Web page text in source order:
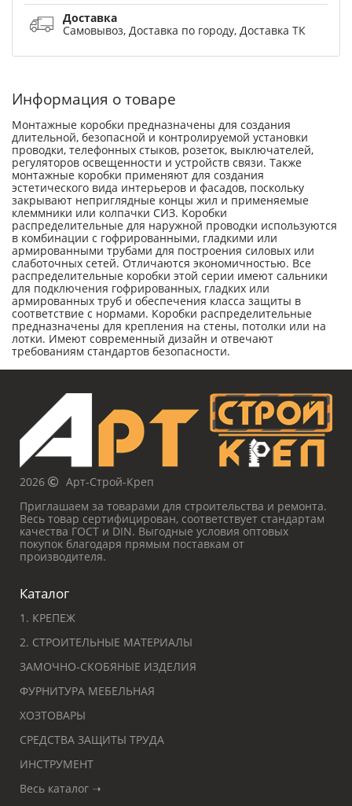
Доставка
Самовывоз, Доставка по городу, Доставка ТК
Информация о товаре
Монтажные коробки предназначены для создания
длительной, безопасной и контролируемой установки
проводки, телефонных стыков, розеток, выключателей,
регуляторов освещенности и устройств связи. Также
монтажные коробки применяют для создания
эстетического вида интерьеров и фасадов, поскольку
закрывают неприглядные концы жил и применяемые
клеммники или колпачки СИЗ. Коробки
распределительные для наружной проводки используются
в комбинации с гофрированными, гладкими или
армированными трубами для построения силовых или
слаботочных сетей. Отличаются экономичностью. Все
распределительные коробки этой серии имеют сальники
для подключения гофрированных, гладких или
армированных труб и обеспечения класса защиты в
соответствие с нормами. Коробки распределительные
предназначены для крепления на стены, потолки или на
лотки. Имеют современный дизайн и отвечают
требованиям стандартов безопасности.
2026
Арт-Строй-Креп
Приглашаем за товарами для строительства и ремонта.
Весь товар сертифицирован, соответствует стандартам
качества ГОСТ и DIN. Выгодные условия оптовых
покупок благодаря прямым поставкам от
производителя.
Каталог
1. КРЕПЕЖ
2. СТРОИТЕЛЬНЫЕ МАТЕРИАЛЫ
ЗАМОЧНО-СКОБЯНЫЕ ИЗДЕЛИЯ
ФУРНИТУРА МЕБЕЛЬНАЯ
ХОЗТОВАРЫ
СРЕДСТВА ЗАЩИТЫ ТРУДА
ИНСТРУМЕНТ
Весь каталог ➝